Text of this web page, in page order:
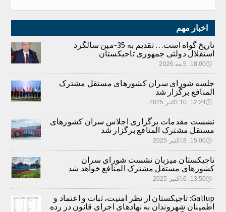
اخبار مهم
تاریخ گواه است… تقدیم به 35-مین سالگرد
استقلال دولتی جمهوری تاجیکستان
🕔18:00, 5.مه 2026
جلسه شورای سران کشورهای مستقل مشترک
المنافع برگزار شد
🕔12:24, 10.اکتبر 2025
نشست مقدمات برگزاری اجلاس سران کشورهای
مستقل مشترک المنافع برگزار شد
🕔15:00, 8.اکتبر 2025
تاجیکستان میزبان نشست شورای سران
کشورهای مستقل مشترک المنافع خواهد شد
🕔13:50, 6.اکتبر 2025
Gallup: تاجیکستان از نظر امنیت، ثبات و اعتماد و
اطمینان شهروندان به نهادهای اجرای قانون در رده